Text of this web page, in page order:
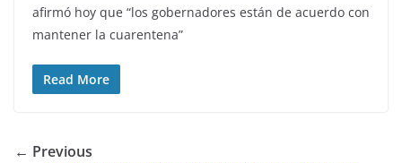
afirmó hoy que “los gobernadores están de acuerdo con
mantener la cuarentena”
Read More
← Previous